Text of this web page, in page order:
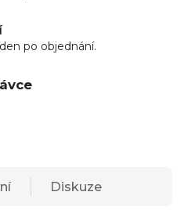
po objednání.
Diskuze